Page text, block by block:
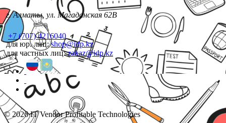
г. Алматы, ул. Магаданская 62В
+7 (707) 4216040
для юр. лиц:shop@idp.kz
для частных лиц:zakaz@idp.kz
© 2026 IT Vendor Profitable Technologies